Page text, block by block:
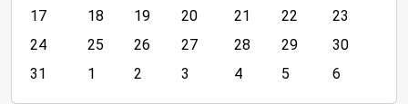
h
8
17
18 19 20 21 22
23
24
25 26 27 28 29
30
31
1 2 3 4 5 6